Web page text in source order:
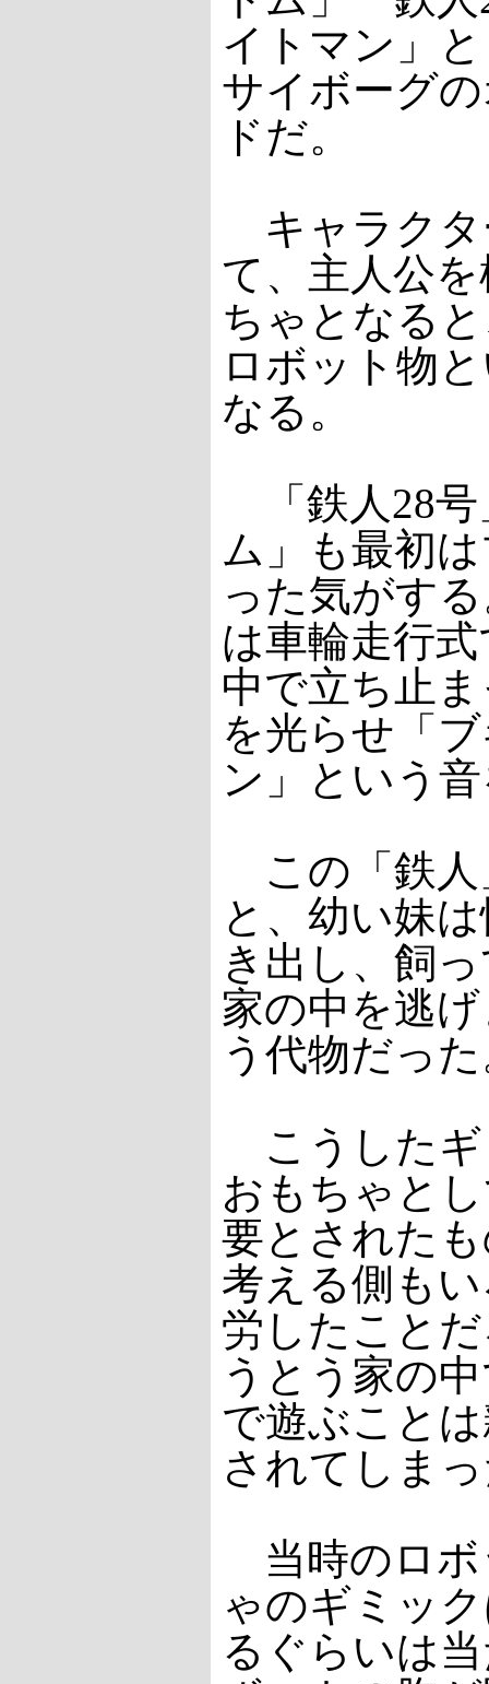
イトマン」
サイボーグ
ドだ。
キャラクタ
て、主人公
ちゃとなる
ロボット物
なる。
「鉄人28号
ム」も最初
った気がす
は車輪走行
中で立ち止
を光らせ「
ン」という
この「鉄人
と、幼い妹
き出し、飼
家の中を逃
う代物だっ
こうしたギ
おもちゃと
要とされた
考える側も
労したこと
うとう家の
で遊ぶこと
されてしま
当時のロボ
ゃのギミッ
るぐらいは